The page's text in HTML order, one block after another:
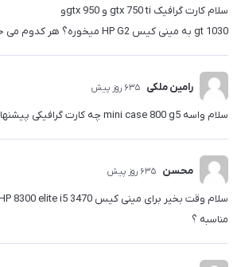
سلام کارت گرافیک gtx 750 ti و gtx 950و
gt 1030 به مینی کیس HP G2 میخوره؟ هر کدوم می خوره به من بگید ؟
رامین ملکی 635 روز پیش
سلام واسه mini case 800 g5 چه کارت گرافیکی پیشنهاد میکنین؟
محسن 635 روز پیش
مناسبه ؟